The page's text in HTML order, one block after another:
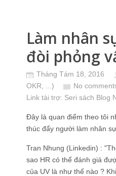
Làm nhân
đòi phỏng
Tháng Tám 18, 2016
OKR, ...)
No
Link tài trợ: Seri sách Blog
Đây là quan điểm theo tôi
thúc đẩy người làm nhân
Tran Nhung (Linkedin) :
sao HR có thể đánh giá
của UV là như thế nào ?